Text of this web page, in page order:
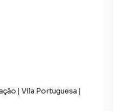
| Vila Portuguesa |